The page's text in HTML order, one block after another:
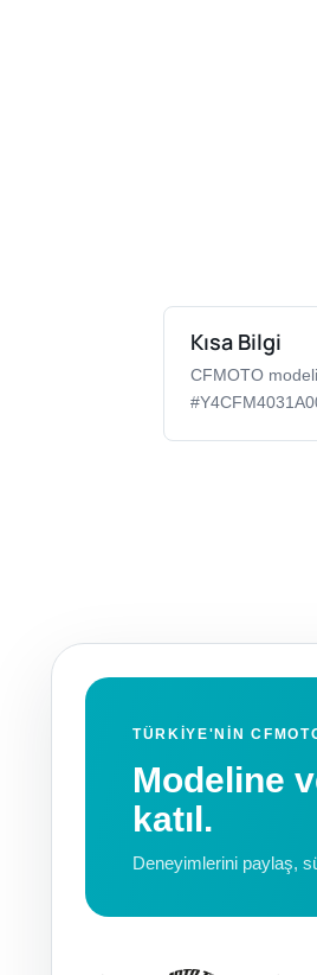
Kısa Bilgi
CFMOTO
TÜRKIYE'NIN
Modeline
katıl.
Deneyimlerini paylaş,